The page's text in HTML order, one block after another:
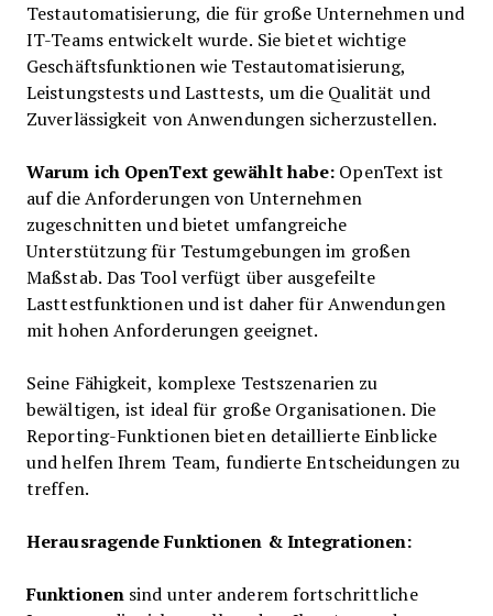
Testautomatisierung, die für große Unternehmen und
IT-Teams entwickelt wurde. Sie bietet wichtige
Geschäftsfunktionen wie Testautomatisierung,
Leistungstests und Lasttests, um die Qualität und
Zuverlässigkeit von Anwendungen sicherzustellen.
Warum ich OpenText gewählt habe: OpenText ist
auf die Anforderungen von Unternehmen
zugeschnitten und bietet umfangreiche
Unterstützung für Testumgebungen im großen
Maßstab. Das Tool verfügt über ausgefeilte
Lasttestfunktionen und ist daher für Anwendungen
mit hohen Anforderungen geeignet.
Seine Fähigkeit, komplexe Test­szenarien zu
bewältigen, ist ideal für große Organisationen. Die
Reporting-Funktionen bieten detaillierte Einblicke
und helfen Ihrem Team, fundierte Entscheidungen zu
treffen.
Herausragende Funktionen & Integrationen:
Funktionen sind unter anderem fortschrittliche